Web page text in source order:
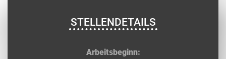
STELLENDETAILS
Arbeitsbeginn: